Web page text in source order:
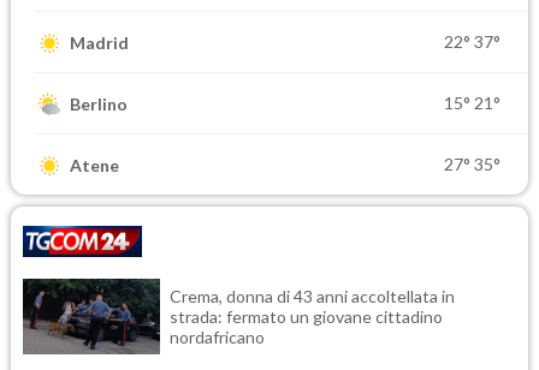
Madrid 22° 37°
Berlino 15° 21°
Atene 27° 35°
Crema, donna di 43 anni accoltellata in
strada: fermato un giovane cittadino
nordafricano